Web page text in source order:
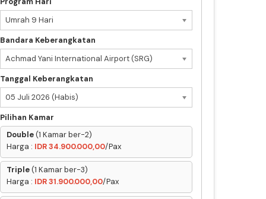
Umrah 9 Hari
Bandara Keberangkatan
Achmad Yani International Airport (SRG)
Tanggal Keberangkatan
05 Juli 2026 (Habis)
Pilihan Kamar
Double(1 Kamar ber-2)
Harga : IDR 34.900.000,00/Pax
Triple(1 Kamar ber-3)
Harga : IDR 31.900.000,00/Pax